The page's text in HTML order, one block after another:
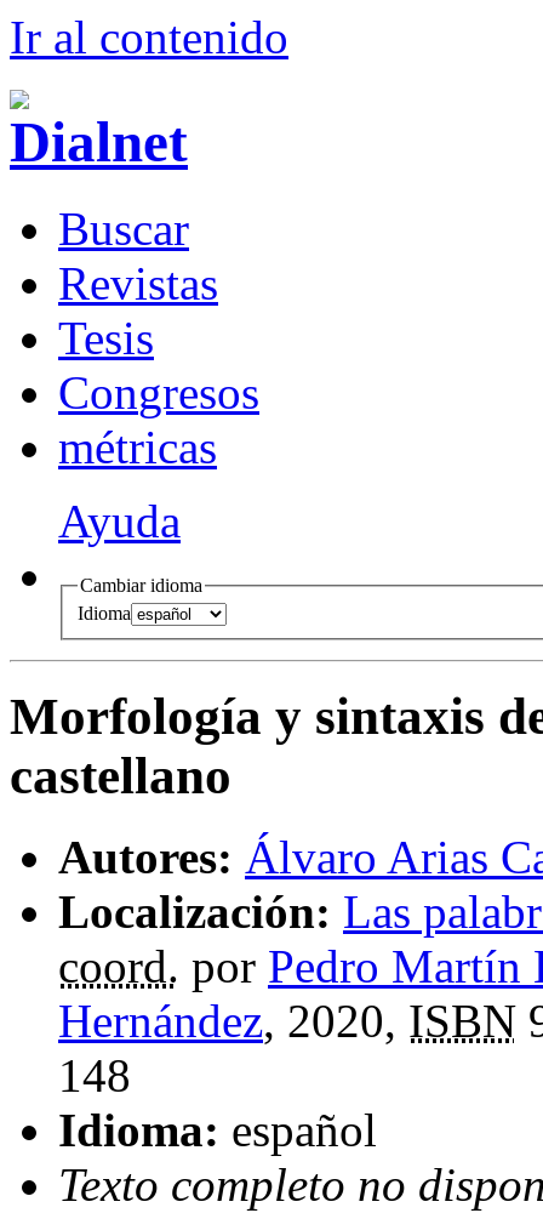
Ir al contenido
Buscar
Revistas
Tesis
Congresos
métricas
Ayuda
Cambiar idioma
Idioma
Morfología y sintaxis
castellano
Autores: Álvaro Arias
Localización: Las
coord. por Pedro Martín
Hernández, 2020, ISBN
148
Idioma: español
Texto completo no